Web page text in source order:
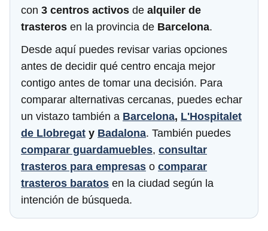
con 3 centros activos de alquiler de
trasteros en la provincia de Barcelona.
Desde aquí puedes revisar varias opciones
antes de decidir qué centro encaja mejor
contigo antes de tomar una decisión. Para
comparar alternativas cercanas, puedes echar
un vistazo también a Barcelona, L'Hospitalet
de Llobregat y Badalona. También puedes
comparar guardamuebles, consultar
trasteros para empresas o comparar
trasteros baratos en la ciudad según la
intención de búsqueda.